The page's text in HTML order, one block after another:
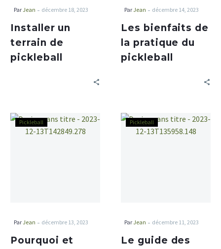
ParJean - décembre 18, 2023
Installer un
terrain de
pickleball
ParJean - décembre 14, 2023
Les bienfaits de
la pratique du
pickleball
Pickleball
ParJean - décembre 13, 2023
Pourquoi et
Pickleball
ParJean - décembre 11, 2023
Le guide des